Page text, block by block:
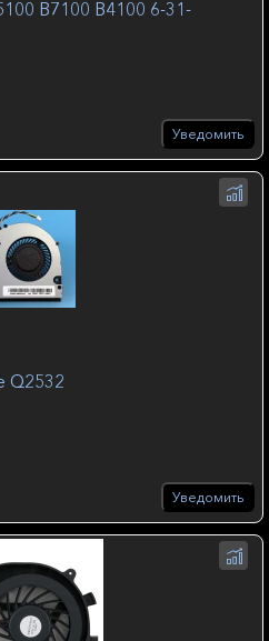
B7100 B4100 6-31-
Уведомить
Q2532
Уведомить